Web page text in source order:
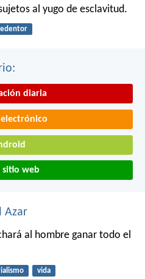
al yugo de esclavitud.
diaria
sitio web
Azar
al hombre ganar todo el
vida